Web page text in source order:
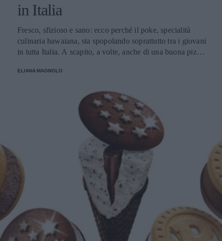
in Italia
Fresco, sfizioso e sano: ecco perché il poke, specialità
culinaria hawaiana, sta spopolando soprattutto tra i giovani
in tutta Italia. A scapito, a volte, anche di una buona pizza.
ELIANA MAGNOLO